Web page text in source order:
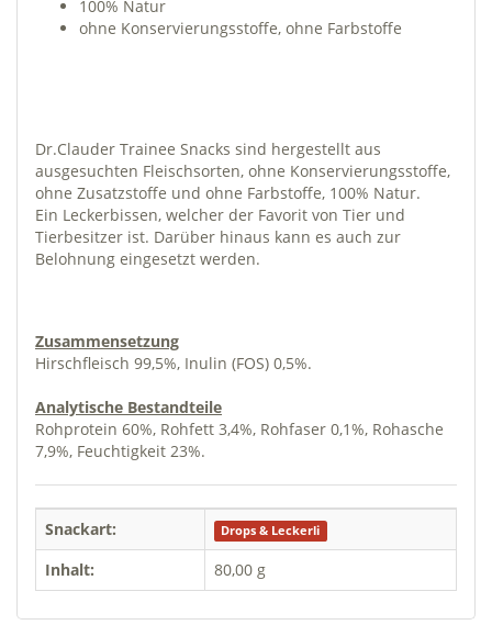
100% Natur
ohne Konservierungsstoffe, ohne Farbstoffe
Dr.Clauder Trainee Snacks sind hergestellt aus
ausgesuchten Fleischsorten, ohne Konservierungsstoffe,
ohne Zusatzstoffe und ohne Farbstoffe, 100% Natur.
Ein Leckerbissen, welcher der Favorit von Tier und
Tierbesitzer ist. Darüber hinaus kann es auch zur
Belohnung eingesetzt werden.
Zusammensetzung
Hirschfleisch 99,5%, Inulin (FOS) 0,5%.
Analytische Bestandteile
Rohprotein 60%, Rohfett 3,4%, Rohfaser 0,1%, Rohasche
7,9%, Feuchtigkeit 23%.
Snackart: Drops & Leckerli
Inhalt: 80,00 g